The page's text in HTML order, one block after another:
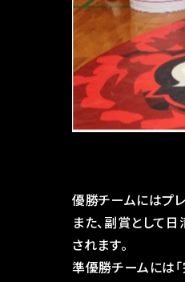
優勝チームにはプレ
また、副賞として
されます。
準優勝チームには